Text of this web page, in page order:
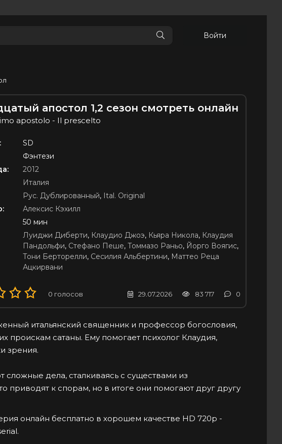
Войти
апостол 1,2 сезон смотреть онлайн
apostolo - Il prescelto
SD
Фэнтези
2012
Италия
Рус. Дублированный, Ital. Original
Алексис Кэхилл
50 мин
Луиджи Диберти, Клаудио Джоэ, Кьяра Никола, Клаудия
Пандольфи, Стефано Пеше, Томмазо Раньо, Йорго Воягис,
Тони Берторелли, Сесилия Альбертини, Маттео Реца
Ацкирвани
0 голосов 29.07.2026 83 717 0
итальянский священник и профессор богословия,
проискам сатаны. Ему помогает психолог Клаудия,
зрения.
сложные дела, сталкиваясь с существами из
приводят к спорам, но в итоге они помогают друг другу
онлайн бесплатно в хорошем качестве HD 720p -